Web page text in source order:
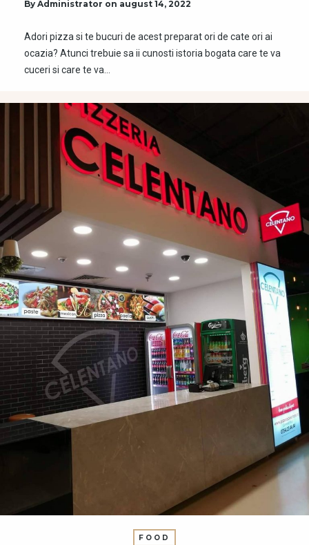
By Administrator on august 14, 2022
Adori pizza si te bucuri de acest preparat ori de cate ori ai
ocazia? Atunci trebuie sa ii cunosti istoria bogata care te va
cuceri si care te va…
FOOD